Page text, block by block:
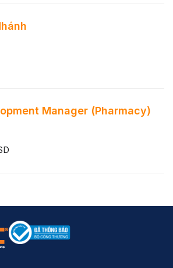
Manager (Pharmacy)